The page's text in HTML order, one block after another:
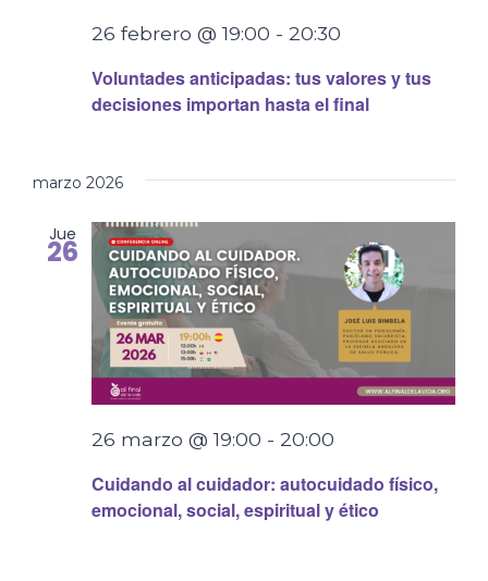
Voluntades anticipadas: tus valores y tus
decisiones importan hasta el final
26 febrero @ 19:00 - 20:30
marzo 2026
Jue
26
Cuidando al cuidador: autocuidado físico,
emocional, social, espiritual y ético
26 marzo @ 19:00 - 20:00